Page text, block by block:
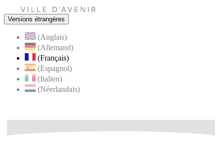
Versions étrangères
(Anglais)
(Allemand)
(Français)
(Espagnol)
(Italien)
(Néerlandais)